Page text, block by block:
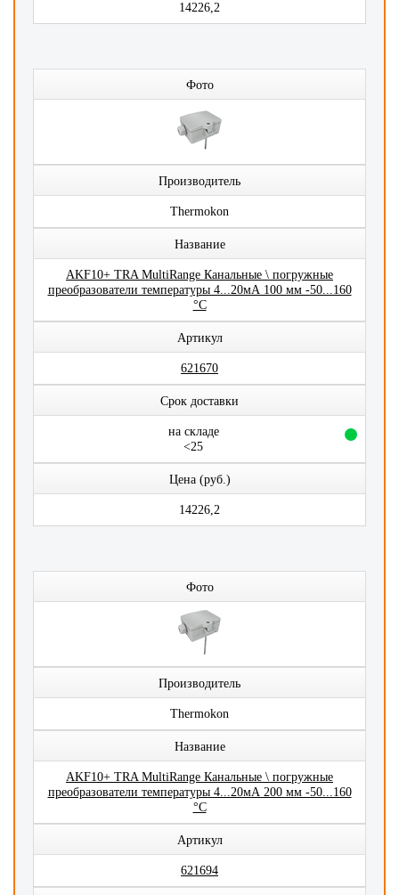
14226,2
Фото
Производитель
Thermokon
Название
AKF10+ TRA MultiRange Канальные \ погружные
преобразователи температуры 4...20мА 100 мм -50...160
°C
Артикул
621670
Срок доставки
на складе
<25
Цена (руб.)
14226,2
Фото
Производитель
Thermokon
Название
AKF10+ TRA MultiRange Канальные \ погружные
преобразователи температуры 4...20мА 200 мм -50...160
°C
Артикул
621694